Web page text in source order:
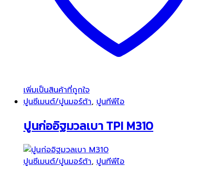
เพิ่มเป็นสินค้าที่ถูกใจ
ปูนซีเมนต์/ปูนมอร์ต้า, ปูนทีพีไอ
ปูนก่ออิฐมวลเบา TPI M310
ปูนซีเมนต์/ปูนมอร์ต้า, ปูนทีพีไอ